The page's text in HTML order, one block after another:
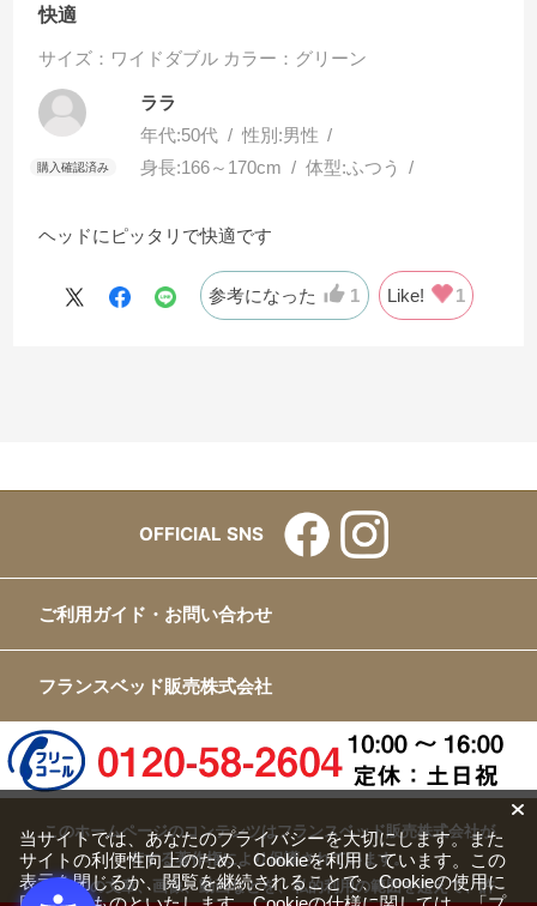
快適
サイズ：ワイドダブル カラー：グリーン
ララ
年代:50代 性別:男性
身長:166～170cm 体型:ふつう
ヘッドにピッタリで快適です
参考になった 1 Like! 1
OFFICIAL SNS
ご利用ガイド・お問い合わせ
フランスベッド販売株式会社
このホームページのコンテンツはフランスベッド販売株式会社が
有する著作権により保護されています。
すべての文章、画像、動画などを、私的利用の範囲を超えて、許
当サイトでは、あなたのプライバシーを大切にします。また
サイトの利便性向上のため、Cookieを利用しています。この
表示を閉じるか、閲覧を継続されることで、Cookieの使用に